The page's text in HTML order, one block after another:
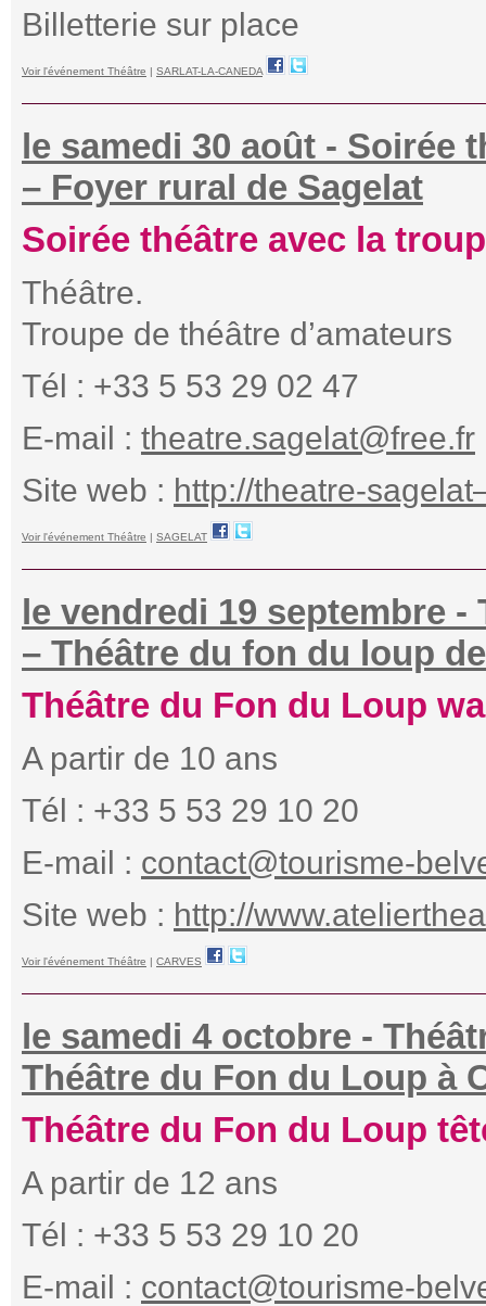
Billetterie sur place
Voir l'événement Théâtre | SARLAT-LA-CANEDA
le samedi 30 août - Soirée
– Foyer rural de Sagelat
Soirée théâtre avec la
Théâtre.
Troupe de théâtre d’amateurs
Tél : +33 5 53 29 02 47
E-mail : theatre.sagelat@free.fr
Site web : http://theatre-
Voir l'événement Théâtre | SAGELAT
le vendredi 19 septembre
– Théâtre du fon du loup
Théâtre du Fon du Loup
A partir de 10 ans
Tél : +33 5 53 29 10 20
E-mail : contact@tourisme-
Site web : http://
Voir l'événement Théâtre | CARVES
le samedi 4 octobre -
Théâtre du Fon du Loup à
Théâtre du Fon du Loup
A partir de 12 ans
Tél : +33 5 53 29 10 20
E-mail : contact@tourisme-